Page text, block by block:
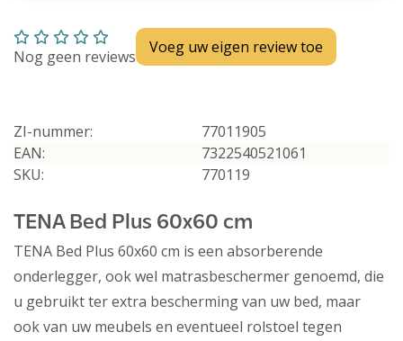
Nog geen reviews Voeg uw eigen review toe
ZI-nummer:
77011905
EAN:
7322540521061
SKU:
770119
TENA Bed Plus 60x60 cm
TENA Bed Plus 60x60 cm is een absorberende
onderlegger, ook wel matrasbeschermer genoemd, die
u gebruikt ter extra bescherming van uw bed, maar
ook van uw meubels en eventueel rolstoel tegen